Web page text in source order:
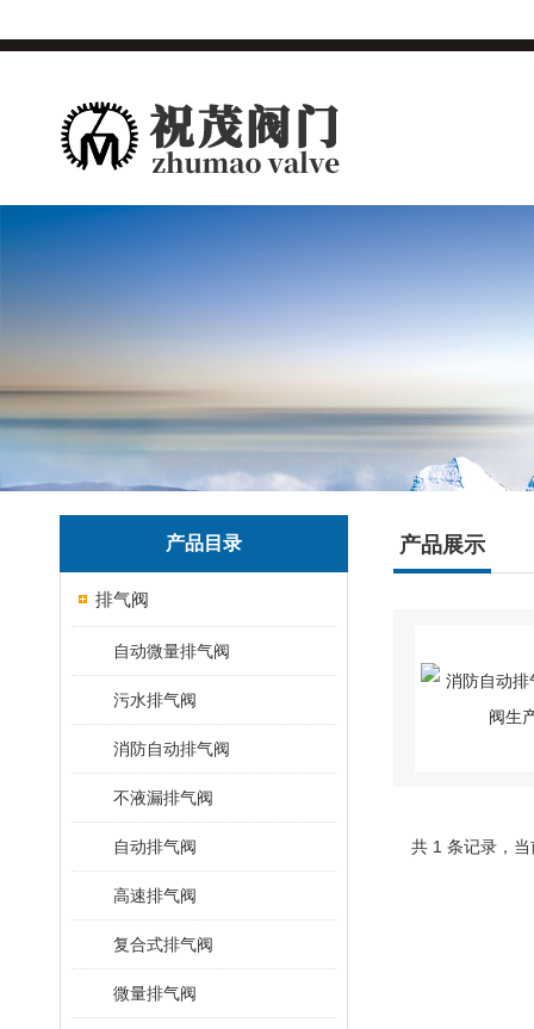
产品目录
排气阀
自动微量排气阀
污水排气阀
消防自动排气阀
不液漏排气阀
自动排气阀
高速排气阀
复合式排气阀
微量排气阀
产品展示
共 1 条记录，